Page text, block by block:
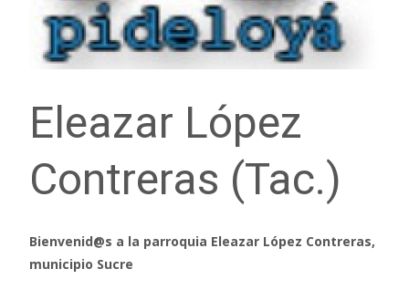
Eleazar López
Contreras (Tac.)
Bienvenid@s a la parroquia Eleazar López Contreras,
municipio Sucre